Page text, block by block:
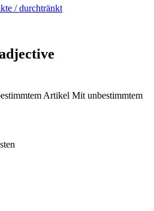
/ durchtränkt
Artikel Mit unbestimmtem